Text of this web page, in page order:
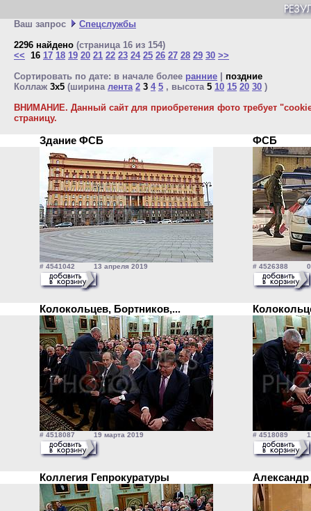
Ваш запрос
Спецслужбы
2296 найдено (страница 16 из 154)
<< 16 17 18 19 20 21 22 23 24 25 26 27 28 29 30 >>
Сортировать по дате: в начале более ранние
поздние
Коллаж 3x5 (ширина лента 2 3 4 5 , высота 5 10 15 20 30 )
ВНИМАНИЕ. Данный сайт для приобретения фото требует
страницу.
Здание ФСБ ФСБ
# 4541042 13 апреля 2019 # 4526388 02
Колокольцев, Бортников,...
# 4518087 19 марта 2019 # 4518089 19
Коллегия Гепрокуратуры